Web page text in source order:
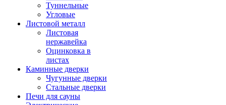
Туннельные
Угловые
Листовой металл
Листовая
нержавейка
Оцинковка в
листах
Каминные дверки
Чугунные дверки
Стальные дверки
Печи для сауны